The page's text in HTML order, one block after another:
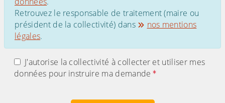
Retrouvez le responsable de traitement (maire ou
président de la collectivité) dans
nos mentions
légales.
J'autorise la collectivité à collecter et utiliser mes
données pour instruire ma demande